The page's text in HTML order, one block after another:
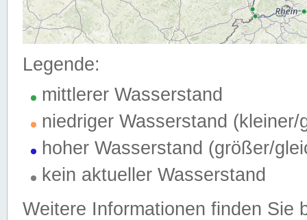
Legende:
mittlerer Wasserstand
niedriger Wasserstand (kleiner/
hoher Wasserstand (größer/
kein aktueller Wasserstand
Weitere Informationen finden Sie